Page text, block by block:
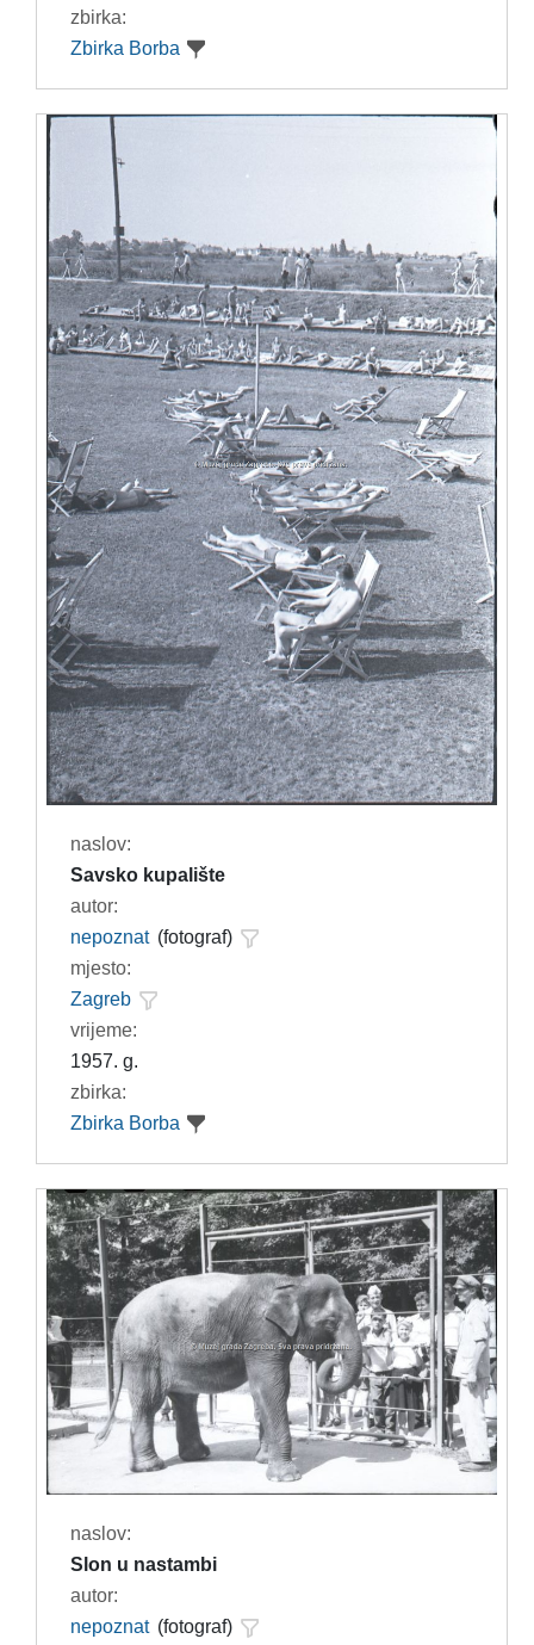
zbirka:
Zbirka Borba
naslov:
Savsko kupalište
autor:
nepoznat (fotograf)
mjesto:
Zagreb
vrijeme:
1957. g.
zbirka:
Zbirka Borba
naslov:
Slon u nastambi
autor:
nepoznat (fotograf)